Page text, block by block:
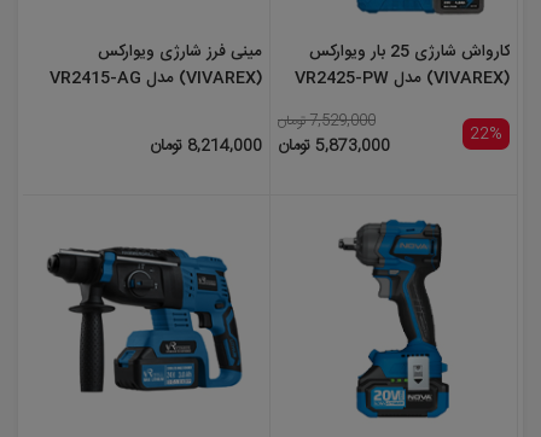
کارواش شارژی 25 بار ویوارکس
(VIVAREX) مدل VR2425-PW
22% 7,529,000 تومان
5,873,000 تومان
مینی فرز شارژی ویوارکس
(VIVAREX) مدل VR2415-AG
8,214,000 تومان